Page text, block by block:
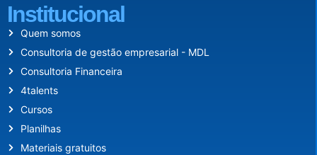
Institucional
Quem somos
Consultoria de gestão empresarial - MDL
Consultoria Financeira
4talents
Cursos
Planilhas
Materiais gratuitos